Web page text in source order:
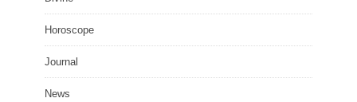
Horoscope
Journal
News